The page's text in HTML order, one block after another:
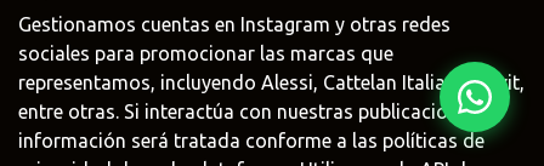
Gestionamos cuentas en Instagram y otras redes
sociales para promocionar las marcas que
representamos, incluyendo Alessi, Cattelan Italia, Duravit,
entre otras. Si interactúa con nuestras publicaciones, la
información será tratada conforme a las políticas de